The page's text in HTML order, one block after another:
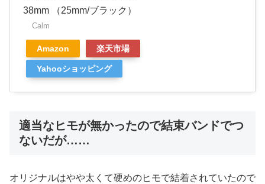
38mm （25mm/ブラック）
Calm
Amazon 楽天市場
Yahooショッピング
適当なヒモが無かったので結束バンドでつ
ないだが……
オリジナルはやや太くて硬めのヒモで結着されていたので